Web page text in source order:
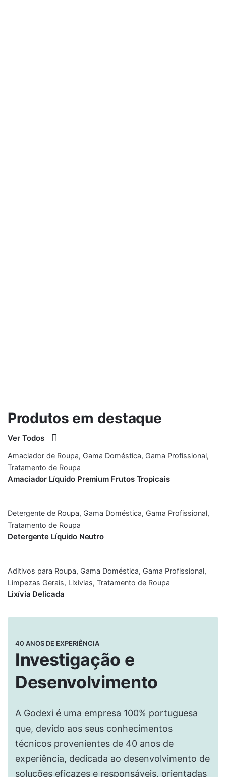
Produtos em destaque
Ver Todos
Amaciador de Roupa, Gama Doméstica, Gama Profissional,
Tratamento de Roupa
Amaciador Líquido Premium Frutos Tropicais
Detergente de Roupa, Gama Doméstica, Gama Profissional,
Tratamento de Roupa
Detergente Líquido Neutro
Aditivos para Roupa, Gama Doméstica, Gama Profissional,
Limpezas Gerais, Lixivias, Tratamento de Roupa
Lixívia Delicada
40 ANOS DE EXPERIÊNCIA
Investigação e
Desenvolvimento
A Godexi é uma empresa 100% portuguesa
que, devido aos seus conhecimentos
técnicos provenientes de 40 anos de
experiência, dedicada ao desenvolvimento de
soluções eficazes e responsáveis, orientadas